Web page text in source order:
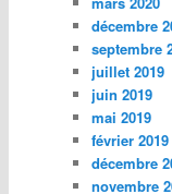
décembre
septembre
juillet 2019
juin 2019
mai 2019
février 2019
décembre
novembre